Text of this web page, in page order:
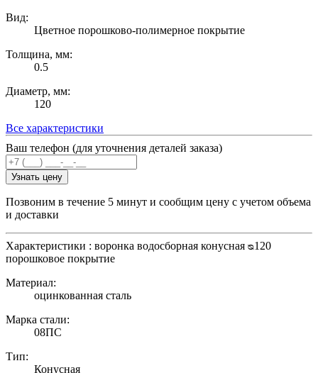
Вид:
Цветное порошково-полимерное покрытие
Толщина, мм:
0.5
Диаметр, мм:
120
Все характеристики
Ваш телефон (для уточнения деталей заказа)
Узнать цену
Позвоним в течение 5 минут и сообщим цену с учетом объема
и доставки
Характеристики : воронка водосборная конусная ᴓ120
порошковое покрытие
Материал:
оцинкованная сталь
Марка стали:
08ПС
Тип:
Конусная